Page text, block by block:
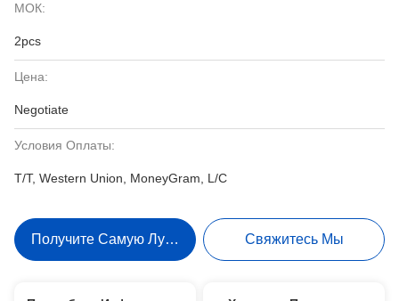
МОК:
2pcs
Цена:
Negotiate
Условия Оплаты:
T/T, Western Union, MoneyGram, L/C
Получите Самую Лучшую Цену Свяжитесь Мы